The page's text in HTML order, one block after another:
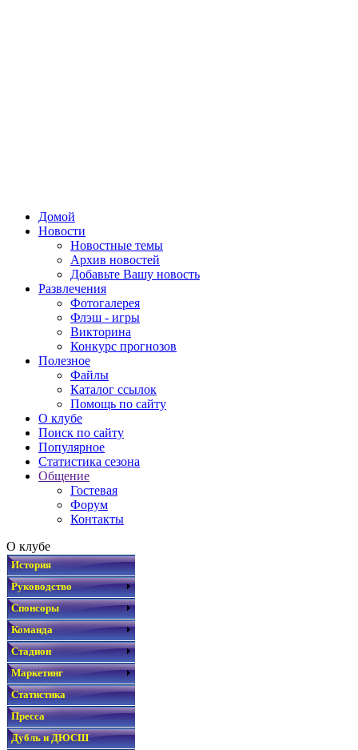
Домой
Новости
Новостные темы
Архив новостей
Добавьте Вашу новость
Развлечения
Фотогалерея
Флэш - игры
Викторина
Конкурс прогнозов
Полезное
Файлы
Каталог ссылок
Помощь по сайту
О клубе
Поиск по сайту
Популярное
Статистика сезона
Общение
Гостевая
Форум
Контакты
О клубе
История
Руководство
Спонсоры
Команда
Стадион
Маркетинг
Статистика
Пресса
Дубль и ДЮСШ